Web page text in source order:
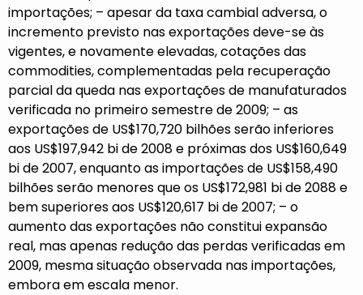
importações; – apesar da taxa cambial adversa, o
incremento previsto nas exportações deve-se às
vigentes, e novamente elevadas, cotações das
commodities, complementadas pela recuperação
parcial da queda nas exportações de manufaturados
verificada no primeiro semestre de 2009; – as
exportações de US$170,720 bilhões serão inferiores
aos US$197,942 bi de 2008 e próximas dos US$160,649
bi de 2007, enquanto as importações de US$158,490
bilhões serão menores que os US$172,981 bi de 2088 e
bem superiores aos US$120,617 bi de 2007; – o
aumento das exportações não constitui expansão
real, mas apenas redução das perdas verificadas em
2009, mesma situação observada nas importações,
embora em escala menor.